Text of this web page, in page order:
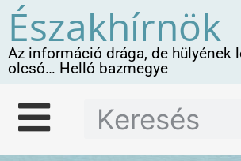
Északhírnök
Az információ drága, de hülyének
olcsó… Helló bazmegye